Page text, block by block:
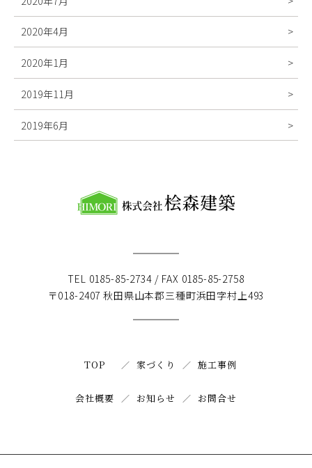
2020年4月
2020年1月
2019年11月
2019年6月
TEL 0185-85-2734 / FAX 0185-85-2758
〒018-2407 秋田県山本郡三種町浜田字村上493
TOP 家づくり 施工事例
会社概要 お知らせ お問合せ